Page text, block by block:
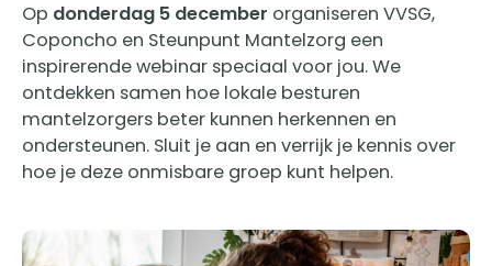
Op donderdag 5 december organiseren VVSG,
Coponcho en Steunpunt Mantelzorg een
inspirerende webinar speciaal voor jou. We
ontdekken samen hoe lokale besturen
mantelzorgers beter kunnen herkennen en
ondersteunen. Sluit je aan en verrijk je kennis over
hoe je deze onmisbare groep kunt helpen.